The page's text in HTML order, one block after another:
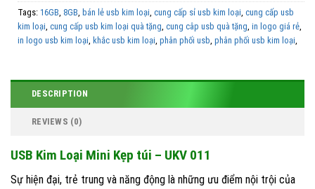
Tags: 16GB, 8GB, bán lẻ usb kim loại, cung cấp sỉ usb kim loại, cung cấp usb
kim loại, cung cấp usb kim loại quà tặng, cung câp usb quà tặng, in logo giá rẻ,
in logo usb kim loại, khắc usb kim loại, phân phối usb, phân phối usb kim loại,
giá rẻ,USB KIM LOẠI,usb kim loại 24h,usb kim loại 2GB 4GB,usb kim loại giá
usb kim loại giá sỉ
kim loại khắc tên,usb kim loại phong phú,usb kim loại quà tặng,usb kim loại
quảng cáo,usb quà tặng
DESCRIPTION
REVIEWS (0)
USB Kim Loại Mini Kẹp túi – UKV 011
Sự hiện đại, trẻ trung và năng động là những ưu điểm nội trội của